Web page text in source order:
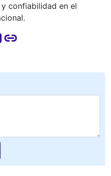
confiabilidad en el